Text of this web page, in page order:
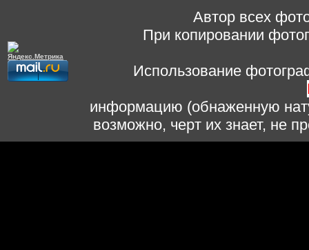
Автор всех
При копировании
Использование
информацию (обнаженную
возможно, черт их знает, не